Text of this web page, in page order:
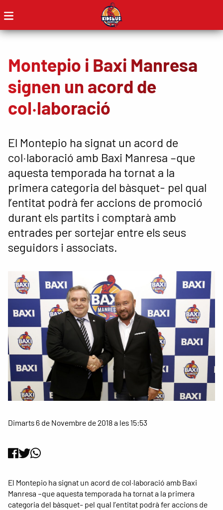
Montepio i Baxi Manresa
signen un acord de
col·laboració
El Montepio ha signat un acord de
col·laboració amb Baxi Manresa –que
aquesta temporada ha tornat a la
primera categoria del bàsquet- pel qual
l’entitat podrà fer accions de promoció
durant els partits i comptarà amb
entrades per sortejar entre els seus
seguidors i associats.
Dimarts 6 de Novembre de 2018 a les 15:53
El Montepio ha signat un acord de col·laboració amb Baxi
Manresa –que aquesta temporada ha tornat a la primera
categoria del bàsquet- pel qual l’entitat podrà fer accions de